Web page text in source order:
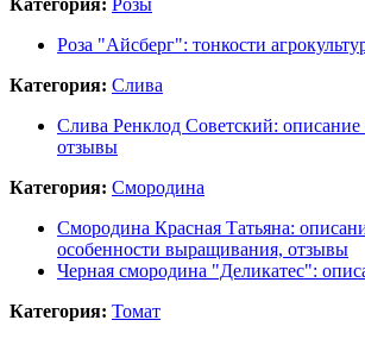
Роза "Айсберг": тонкости
Категория: Слива
Слива Ренклод Советский: описание
отзывы
Категория: Смородина
Смородина Красная Татьяна:
особенности выращивания, отзывы
Черная смородина "Деликатес":
Категория: Томат